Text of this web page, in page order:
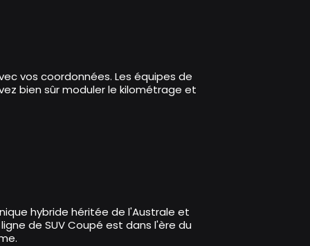
vos coordonnées. Les équipes de
bien sûr moduler le kilométrage et
hybride héritée de l'Australe et
de SUV Coupé est dans l'ère du